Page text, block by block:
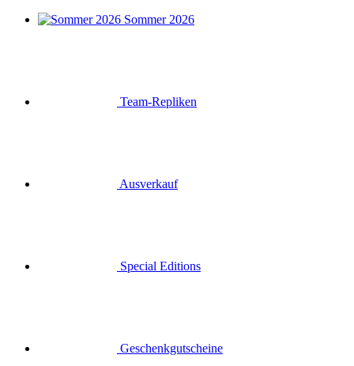
Sommer 2026
Ihr Warenkorb ist leer